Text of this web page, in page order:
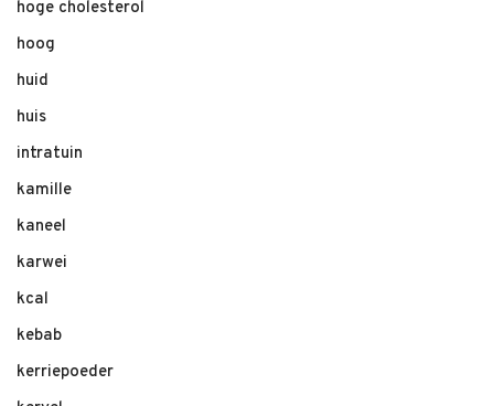
hoge cholesterol
hoog
huid
huis
intratuin
kamille
kaneel
karwei
kcal
kebab
kerriepoeder